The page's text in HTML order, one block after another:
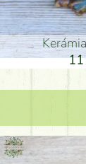
11